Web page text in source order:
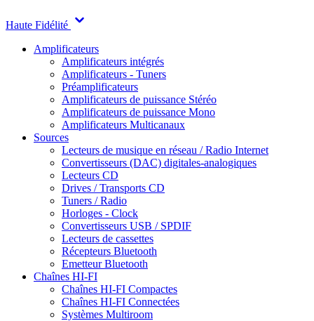
Haute Fidélité
Amplificateurs
Amplificateurs intégrés
Amplificateurs - Tuners
Préamplificateurs
Amplificateurs de puissance Stéréo
Amplificateurs de puissance Mono
Amplificateurs Multicanaux
Sources
Lecteurs de musique en réseau / Radio Internet
Convertisseurs (DAC) digitales-analogiques
Lecteurs CD
Drives / Transports CD
Tuners / Radio
Horloges - Clock
Convertisseurs USB / SPDIF
Lecteurs de cassettes
Récepteurs Bluetooth
Emetteur Bluetooth
Chaînes HI-FI
Chaînes HI-FI Compactes
Chaînes HI-FI Connectées
Systèmes Multiroom